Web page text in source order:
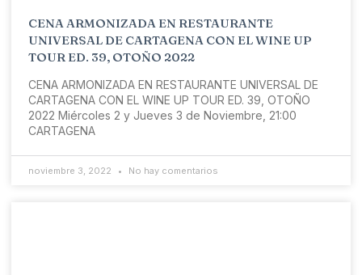
CENA ARMONIZADA EN RESTAURANTE
UNIVERSAL DE CARTAGENA CON EL WINE UP
TOUR ED. 39, OTOÑO 2022
CENA ARMONIZADA EN RESTAURANTE UNIVERSAL DE
CARTAGENA CON EL WINE UP TOUR ED. 39, OTOÑO
2022 Miércoles 2 y Jueves 3 de Noviembre, 21:00
CARTAGENA
noviembre 3, 2022 No hay comentarios